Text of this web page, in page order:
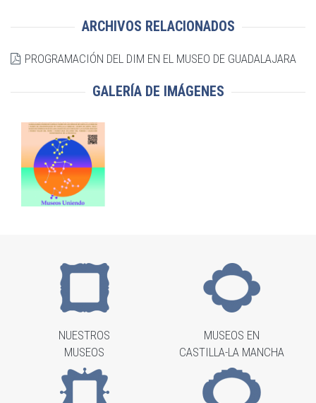
ARCHIVOS RELACIONADOS
PROGRAMACIÓN DEL DIM EN EL MUSEO DE GUADALAJARA
GALERÍA DE IMÁGENES
NUESTROS
MUSEOS
MUSEOS EN
CASTILLA-LA MANCHA